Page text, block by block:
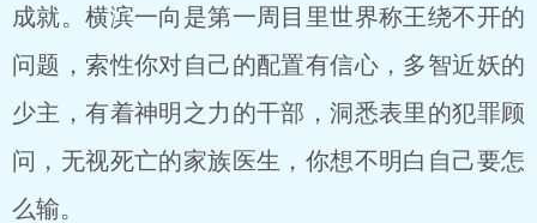
成就。横滨一向是第一周目里世界称王绕不开的
问题，索性你对自己的配置有信心，多智近妖的
少主，有着神明之力的干部，洞悉表里的犯罪顾
问，无视死亡的家族医生，你想不明白自己要怎
么输。